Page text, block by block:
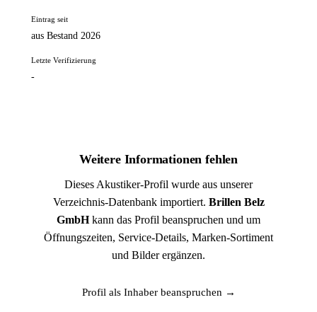
Eintrag seit
aus Bestand 2026
Letzte Verifizierung
-
Weitere Informationen fehlen
Dieses Akustiker-Profil wurde aus unserer
Verzeichnis-Datenbank importiert. Brillen Belz
GmbHkann das Profil beanspruchen und um
Öffnungszeiten, Service-Details, Marken-Sortiment
und Bilder ergänzen.
Profil als Inhaber beanspruchen →